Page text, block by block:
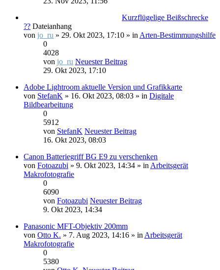
Kurzflügelige Beißschrecke
?? Dateianhang
von jo_ru » 29. Okt 2023, 17:10 » in Arten-Bestimmungshilfe
0
4028
von jo_ru Neuester Beitrag
29. Okt 2023, 17:10
Adobe Lightroom aktuelle Version und Grafikkarte
von StefanK » 16. Okt 2023, 08:03 » in Digitale
Bildbearbeitung
0
5912
von StefanK Neuester Beitrag
16. Okt 2023, 08:03
Canon Batteriegriff BG E9 zu verschenken
von Fotoazubi » 9. Okt 2023, 14:34 » in Arbeitsgerät
Makrofotografie
0
6090
von Fotoazubi Neuester Beitrag
9. Okt 2023, 14:34
Panasonic MFT-Objektiv 200mm
von Otto K. » 7. Aug 2023, 14:16 » in Arbeitsgerät
Makrofotografie
0
5380